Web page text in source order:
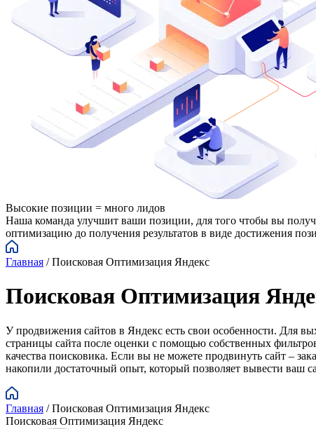
Высокие позиции = много лидов
Наша команда улучшит ваши позиции, для того чтобы вы
оптимизацию до получения результатов в виде достижения
Главная / Поисковая Оптимизация Яндекс
Поисковая Оптимизация
У продвижения сайтов в Яндекс есть свои особенности. Для
страницы сайта после оценки с помощью собственных
качества поисковика. Если вы не можете продвинуть сайт –
накопили достаточный опыт, который позволяет вывести ваш
Главная / Поисковая Оптимизация Яндекс
Поисковая Оптимизация Яндекс